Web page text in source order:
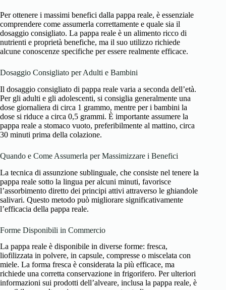
Per ottenere i massimi benefici dalla pappa reale, è essenziale
comprendere come assumerla correttamente e quale sia il
dosaggio consigliato. La pappa reale è un alimento ricco di
nutrienti e proprietà benefiche, ma il suo utilizzo richiede
alcune conoscenze specifiche per essere realmente efficace.
Dosaggio Consigliato per Adulti e Bambini
Il dosaggio consigliato di pappa reale varia a seconda dell’età.
Per gli adulti e gli adolescenti, si consiglia generalmente una
dose giornaliera di circa 1 grammo, mentre per i bambini la
dose si riduce a circa 0,5 grammi. È importante assumere la
pappa reale a stomaco vuoto, preferibilmente al mattino, circa
30 minuti prima della colazione.
Quando e Come Assumerla per Massimizzare i Benefici
La tecnica di assunzione sublinguale, che consiste nel tenere la
pappa reale sotto la lingua per alcuni minuti, favorisce
l’assorbimento diretto dei principi attivi attraverso le ghiandole
salivari. Questo metodo può migliorare significativamente
l’efficacia della pappa reale.
Forme Disponibili in Commercio
La pappa reale è disponibile in diverse forme: fresca,
liofilizzata in polvere, in capsule, compresse o miscelata con
miele. La forma fresca è considerata la più efficace, ma
richiede una corretta conservazione in frigorifero. Per ulteriori
informazioni sui prodotti dell’alveare, inclusa la pappa reale, è